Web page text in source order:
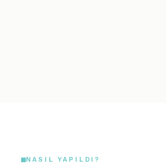
NASIL YAPILDI?